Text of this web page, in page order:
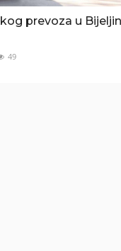
prevoza u
49